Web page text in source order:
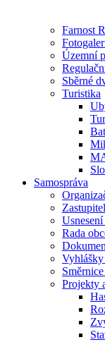
Farnost
Územní
Sběrné
Turistika
Samospráva
Rada
Projekty